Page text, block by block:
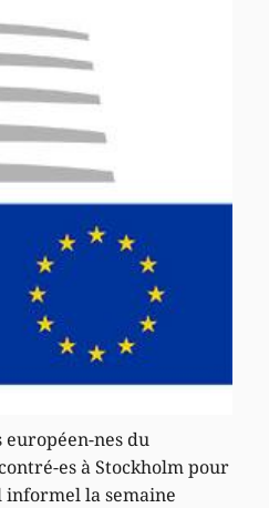
nes du
es à Stockholm pour
informel la semaine